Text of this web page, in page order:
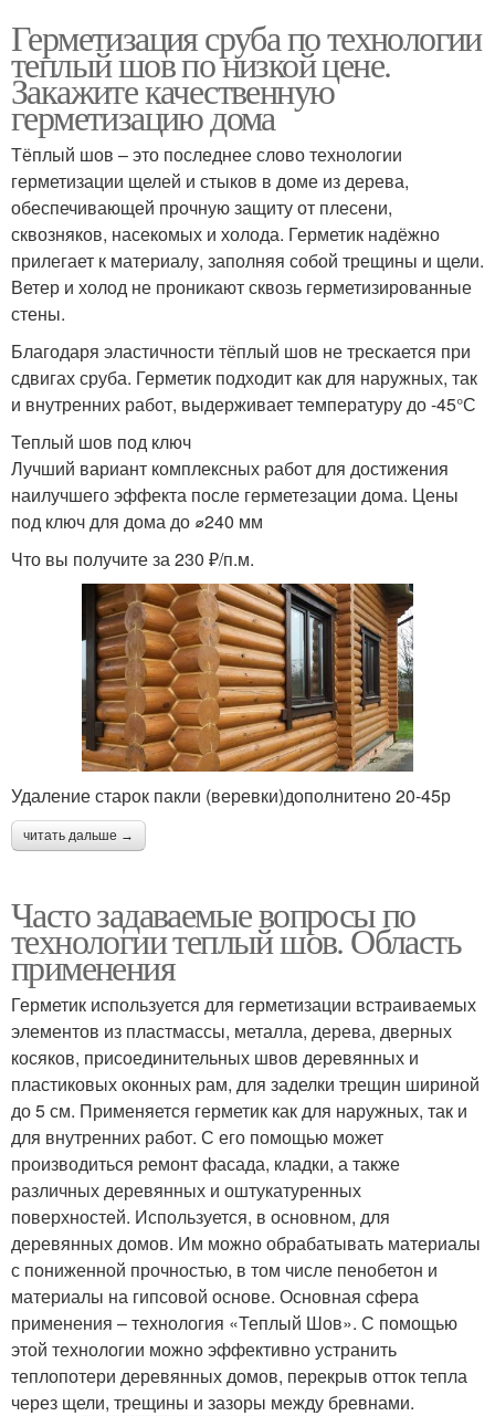
Герметизация сруба по технологии
теплый шов по низкой цене.
Закажите качественную
герметизацию дома
Тёплый шов – это последнее слово технологии
герметизации щелей и стыков в доме из дерева,
обеспечивающей прочную защиту от плесени,
сквозняков, насекомых и холода. Герметик надёжно
прилегает к материалу, заполняя собой трещины и щели.
Ветер и холод не проникают сквозь герметизированные
стены.
Благодаря эластичности тёплый шов не трескается при
сдвигах сруба. Герметик подходит как для наружных, так
и внутренних работ, выдерживает температуру до -45°С
Теплый шов под ключ
Лучший вариант комплексных работ для достижения
наилучшего эффекта после герметезации дома. Цены
под ключ для дома до ⌀240 мм
Что вы получите за 230 ₽/п.м.
Удаление старок пакли (веревки)дополнитено 20-45р
читать дальше →
Часто задаваемые вопросы по
технологии теплый шов. Область
применения
Герметик используется для герметизации встраиваемых
элементов из пластмассы, металла, дерева, дверных
косяков, присоединительных швов деревянных и
пластиковых оконных рам, для заделки трещин шириной
до 5 см. Применяется герметик как для наружных, так и
для внутренних работ. С его помощью может
производиться ремонт фасада, кладки, а также
различных деревянных и оштукатуренных
поверхностей. Используется, в основном, для
деревянных домов. Им можно обрабатывать материалы
с пониженной прочностью, в том числе пенобетон и
материалы на гипсовой основе. Основная сфера
применения – технология «Теплый Шов». С помощью
этой технологии можно эффективно устранить
теплопотери деревянных домов, перекрыв отток тепла
через щели, трещины и зазоры между бревнами.